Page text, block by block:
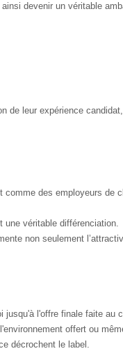
devenir un véritable
de leur expérience
des employeurs de
une véritable différenciation.
non seulement
l'offre finale faite au
offert ou
décrochent le label.